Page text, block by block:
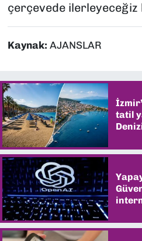
çerçevede ilerleyeceğiz
Kaynak: AJANSLAR
tatil